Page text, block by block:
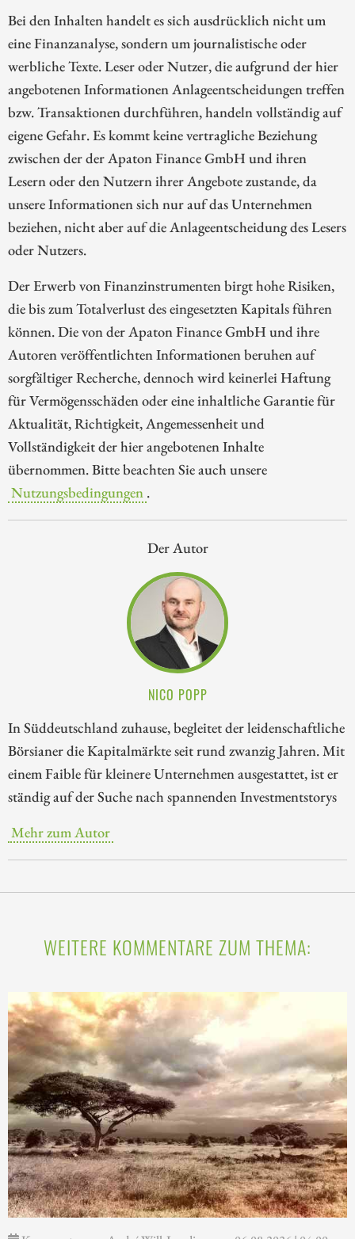
Bei den Inhalten handelt es sich ausdrücklich nicht um
eine Finanzanalyse, sondern um journalistische oder
werbliche Texte. Leser oder Nutzer, die aufgrund der hier
angebotenen Informationen Anlageentscheidungen treffen
bzw. Transaktionen durchführen, handeln vollständig auf
eigene Gefahr. Es kommt keine vertragliche Beziehung
zwischen der der Apaton Finance GmbH und ihren
Lesern oder den Nutzern ihrer Angebote zustande, da
unsere Informationen sich nur auf das Unternehmen
beziehen, nicht aber auf die Anlageentscheidung des Lesers
oder Nutzers.
Der Erwerb von Finanzinstrumenten birgt hohe Risiken,
die bis zum Totalverlust des eingesetzten Kapitals führen
können. Die von der Apaton Finance GmbH und ihre
Autoren veröffentlichten Informationen beruhen auf
sorgfältiger Recherche, dennoch wird keinerlei Haftung
für Vermögensschäden oder eine inhaltliche Garantie für
Aktualität, Richtigkeit, Angemessenheit und
Vollständigkeit der hier angebotenen Inhalte
übernommen. Bitte beachten Sie auch unsere
Nutzungsbedingungen .
Der Autor
NICO POPP
In Süddeutschland zuhause, begleitet der leidenschaftliche
Börsianer die Kapitalmärkte seit rund zwanzig Jahren. Mit
einem Faible für kleinere Unternehmen ausgestattet, ist er
ständig auf der Suche nach spannenden Investmentstorys
Mehr zum Autor
WEITERE KOMMENTARE ZUM THEMA: